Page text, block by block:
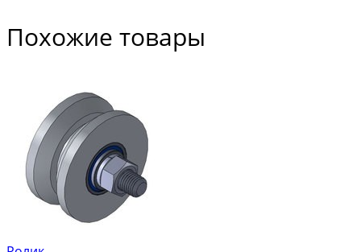
Похожие товары